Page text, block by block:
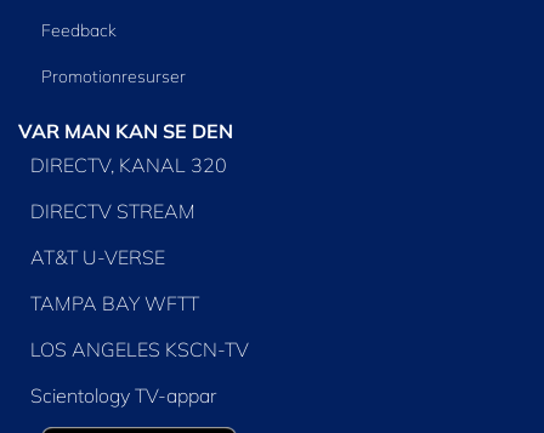
Feedback
Promotionresurser
VAR MAN KAN SE DEN
DIRECTV, KANAL 320
DIRECTV STREAM
AT&T U-VERSE
TAMPA BAY WFTT
LOS ANGELES KSCN-TV
Scientology TV-appar